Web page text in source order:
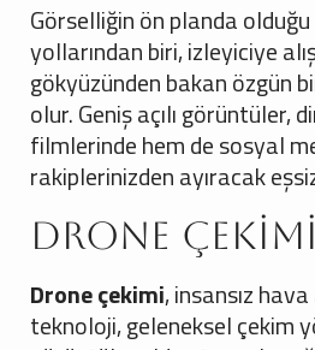
Görselliğin ön planda
yollarından biri, izleyiciye
gökyüzünden bakan özgün
olur. Geniş açılı
filmlerinde hem de sosyal
rakiplerinizden ayıracak
Drone
Drone çekimi, insansız
teknoloji, geleneksel çekim